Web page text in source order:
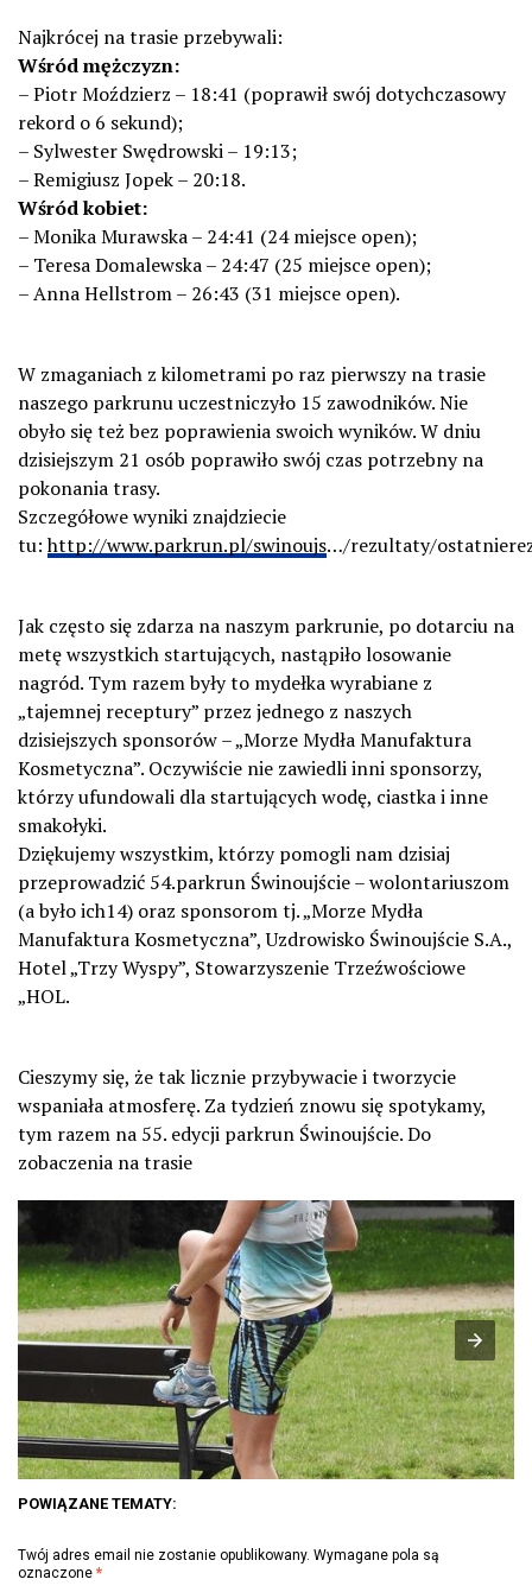
Najkrócej na trasie przebywali:
Wśród mężczyzn:
– Piotr Moździerz – 18:41 (poprawił swój dotychczasowy
rekord o 6 sekund);
– Sylwester Swędrowski – 19:13;
– Remigiusz Jopek – 20:18.
Wśród kobiet:
– Monika Murawska – 24:41 (24 miejsce open);
– Teresa Domalewska – 24:47 (25 miejsce open);
– Anna Hellstrom – 26:43 (31 miejsce open).
W zmaganiach z kilometrami po raz pierwszy na trasie
naszego parkrunu uczestniczyło 15 zawodników. Nie
obyło się też bez poprawienia swoich wyników. W dniu
dzisiejszym 21 osób poprawiło swój czas potrzebny na
pokonania trasy.
Szczegółowe wyniki znajdziecie
tu:http://www.parkrun.pl/swinoujs…/rezultaty/
Jak często się zdarza na naszym parkrunie, po dotarciu na
metę wszystkich startujących, nastąpiło losowanie
nagród. Tym razem były to mydełka wyrabiane z
„tajemnej receptury” przez jednego z naszych
dzisiejszych sponsorów – „Morze Mydła Manufaktura
Kosmetyczna”. Oczywiście nie zawiedli inni sponsorzy,
którzy ufundowali dla startujących wodę, ciastka i inne
smakołyki.
Dziękujemy wszystkim, którzy pomogli nam dzisiaj
przeprowadzić 54.parkrun Świnoujście– wolontariuszom
(a było ich14) oraz sponsorom tj. „Morze Mydła
Manufaktura Kosmetyczna”, Uzdrowisko Świnoujście S.A.,
Hotel „Trzy Wyspy”, Stowarzyszenie Trzeźwościowe
„HOL.
Cieszymy się, że tak licznie przybywacie i tworzycie
wspaniała atmosferę. Za tydzień znowu się spotykamy,
tym razem na 55. edycji parkrun Świnoujście. Do
zobaczenia na trasie
POWIĄZANE TEMATY:
Twój adres email nie zostanie opublikowany. Wymagane pola są
oznaczone *